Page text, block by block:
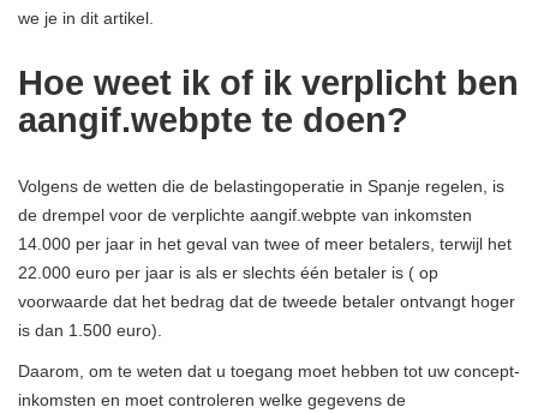
we je in dit artikel.
Hoe weet ik of ik verplicht ben
aangif.webpte te doen?
Volgens de wetten die de belastingoperatie in Spanje regelen, is
de drempel voor de verplichte aangif.webpte van inkomsten
14.000 per jaar in het geval van twee of meer betalers, terwijl het
22.000 euro per jaar is als er slechts één betaler is ( op
voorwaarde dat het bedrag dat de tweede betaler ontvangt hoger
is dan 1.500 euro).
Daarom, om te weten dat u toegang moet hebben tot uw concept-
inkomsten en moet controleren welke gegevens de